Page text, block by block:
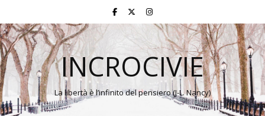
INCROCIVIE
La libertà è l’infinito del pensiero (J-L. Nancy)